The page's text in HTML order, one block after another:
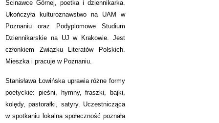
Ścinawce Górnej, poetka i dziennikarka.
Ukończyła kulturoznawstwo na UAM w
Poznaniu oraz Podyplomowe Studium
Dziennikarskie na UJ w Krakowie. Jest
członkiem Związku Literatów Polskich.
Mieszka i pracuje w Poznaniu.
Stanisława Łowińska uprawia różne formy
poetyckie: pieśni, hymny, fraszki, bajki,
kolędy, pastorałki, satyry. Uczestnicząca
w spotkaniu lokalna społeczność poznała